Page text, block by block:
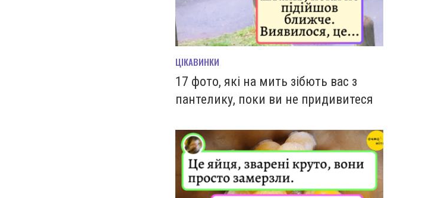
ЦІКАВИНКИ
17 фото, які на мить зiбють вас з
пантелику, поки ви не придивитеся